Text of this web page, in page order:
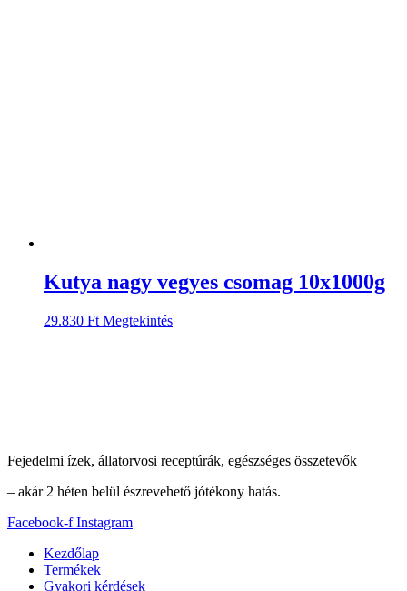
Kutya nagy vegyes csomag 10x1000g
29.830 Ft Megtekintés
Fejedelmi ízek, állatorvosi receptúrák, egészséges összetevők
– akár 2 héten belül észrevehető jótékony hatás.
Facebook-f Instagram
Kezdőlap
Termékek
Gyakori kérdések